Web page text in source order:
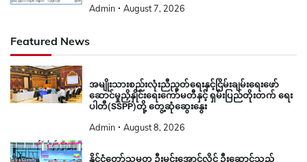
Admin August 7, 2026
Featured News
အမျိုးသားစည်းလုံးညီညွတ်ရေးနှင့်ငြိမ်းချမ်းရေးဖော်
ဆောင်မှုညှိနှိုင်းရေးကော်မတီနှင့် ရှမ်းပြည်တိုးတက် ရေး
ပါတီ(SSPP)တို့ တွေ့ဆုံဆွေးနွေး
Admin August 8, 2026
နိုင်ငံတော်သမ္မတ ဦးမင်းအောင်လှိုင် ဦးဆောင်သည့်